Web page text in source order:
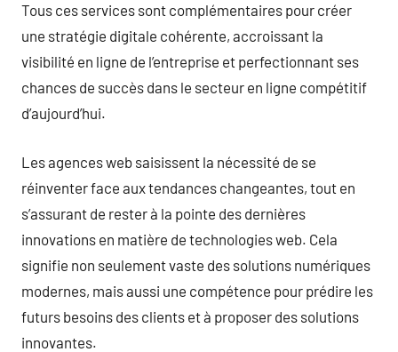
Tous ces services sont complémentaires pour créer
une stratégie digitale cohérente, accroissant la
visibilité en ligne de l’entreprise et perfectionnant ses
chances de succès dans le secteur en ligne compétitif
d’aujourd’hui.
Les agences web saisissent la nécessité de se
réinventer face aux tendances changeantes, tout en
s’assurant de rester à la pointe des dernières
innovations en matière de technologies web. Cela
signifie non seulement vaste des solutions numériques
modernes, mais aussi une compétence pour prédire les
futurs besoins des clients et à proposer des solutions
innovantes.